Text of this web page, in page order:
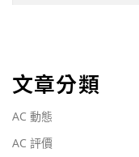
文章分類
AC 動態
AC 評價